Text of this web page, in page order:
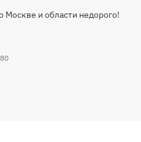
и области недорого!